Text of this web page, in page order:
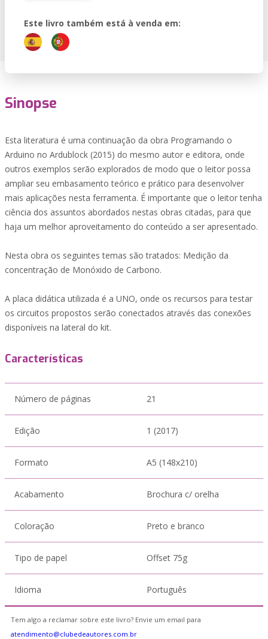
Este livro também está à venda em:
Sinopse
Esta literatura é uma continuação da obra Programando o
Arduino no Ardublock (2015) do mesmo autor e editora, onde
outros exemplos serão explorados de modo que o leitor possa
ampliar seu embasamento teórico e prático para desenvolver
mais aplicações nesta ferramenta. É importante que o leitor tenha
ciência dos assuntos abordados nestas obras citadas, para que
haja um melhor aproveitamento do conteúdo a ser apresentado.
Nesta obra os seguintes temas são tratados: Medição da
concentração de Monóxido de Carbono.
A placa didática utilizada é a UNO, onde os recursos para testar
os circuitos propostos serão conectados através das conexões
disponíveis na lateral do kit.
Características
Número de páginas 21
Edição 1 (2017)
Formato A5 (148x210)
Acabamento Brochura c/ orelha
Coloração Preto e branco
Tipo de papel Offset 75g
Idioma Português
Tem algo a reclamar sobre este livro? Envie um email para
atendimento@clubedeautores.com.br